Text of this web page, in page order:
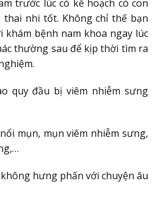
trước lúc có kế hoạch có con
thai nhi tốt. Không chỉ thế bạn
khám bệnh nam khoa ngay lúc
thường sau để kịp thời tìm ra
quy đầu bị viêm nhiễm sưng
mụn, mụn viêm nhiễm sưng,
hưng phấn với chuyện âu